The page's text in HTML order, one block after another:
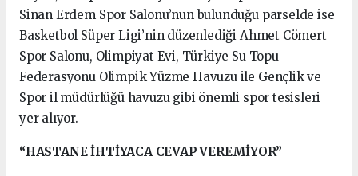
Sinan Erdem Spor Salonu’nun bulunduğu parselde ise
Basketbol Süper Ligi’nin düzenlediği Ahmet Cömert
Spor Salonu, Olimpiyat Evi, Türkiye Su Topu
Federasyonu Olimpik Yüzme Havuzu ile Gençlik ve
Spor il müdürlüğü havuzu gibi önemli spor tesisleri
yer alıyor.
“HASTANE İHTİYACA CEVAP VEREMİYOR”